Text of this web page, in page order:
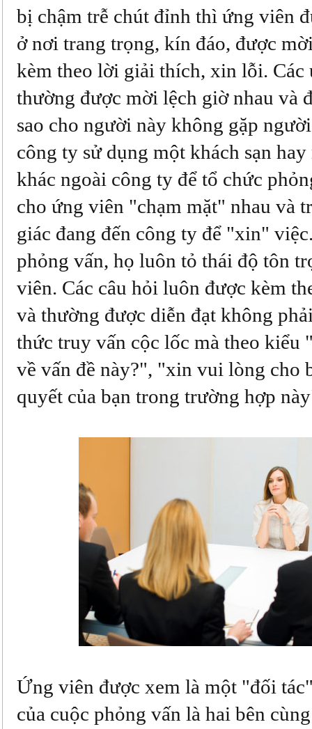
bị chậm trễ chút đỉnh thì ứng viên
ở nơi trang trọng, kín đáo, được
kèm theo lời giải thích, xin lỗi. Các
thường được mời lệch giờ nhau và
sao cho người này không gặp
công ty sử dụng một khách sạn
khác ngoài công ty để tổ chức
cho ứng viên "chạm mặt" nhau và
giác đang đến công ty để "xin"
phỏng vấn, họ luôn tỏ thái độ tôn
viên. Các câu hỏi luôn được kèm
và thường được diễn đạt không
thức truy vấn cộc lốc mà theo kiểu
về vấn đề này?", "xin vui lòng cho
quyết của bạn trong trường hợp
Ứng viên được xem là một "đối
của cuộc phỏng vấn là hai bên